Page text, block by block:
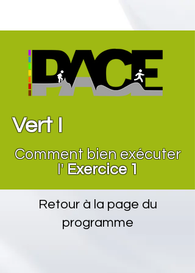
Vert I
Comment bien exécuter
l' Exercice 1
Retour à la page du
programme